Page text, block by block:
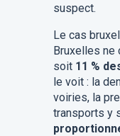
suspect.
Le cas
Bruxelles ne
soit 11 %
le voit : la
voiries, la
transports y